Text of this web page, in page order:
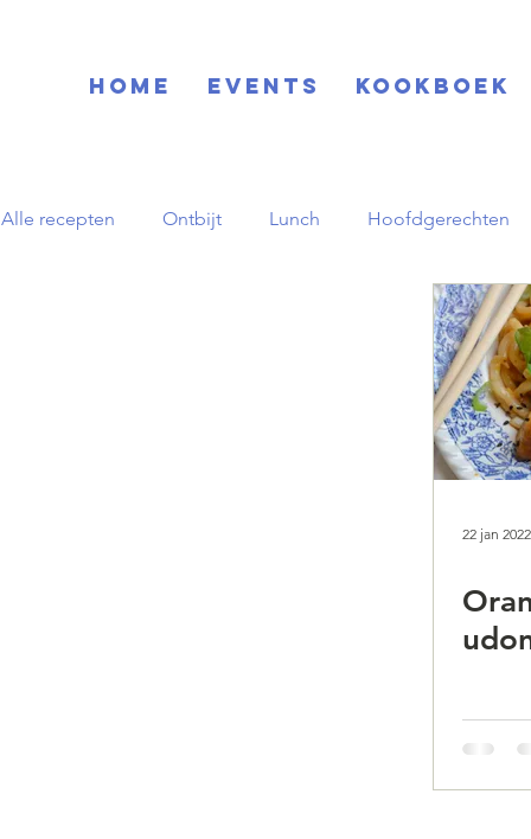
Home EVENTS KOOKBOEK
Alle recepten Ontbijt Lunch Hoofdgerechten
Feestdagen
pornstar martini
22 jan 2022